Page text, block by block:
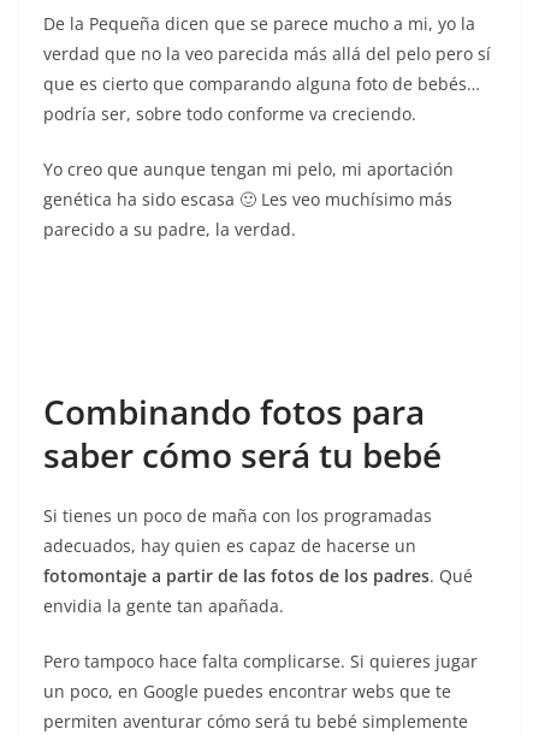
De la Pequeña dicen que se parece mucho a mi, yo la
verdad que no la veo parecida más allá del pelo pero sí
que es cierto que comparando alguna foto de bebés…
podría ser, sobre todo conforme va creciendo.
Yo creo que aunque tengan mi pelo, mi aportación
genética ha sido escasa 🙂 Les veo muchísimo más
parecido a su padre, la verdad.
Combinando fotos para
saber cómo será tu bebé
Si tienes un poco de maña con los programadas
adecuados, hay quien es capaz de hacerse un
fotomontaje a partir de las fotos de los padres. Qué
envidia la gente tan apañada.
Pero tampoco hace falta complicarse. Si quieres jugar
un poco, en Google puedes encontrar webs que te
permiten aventurar cómo será tu bebé simplemente